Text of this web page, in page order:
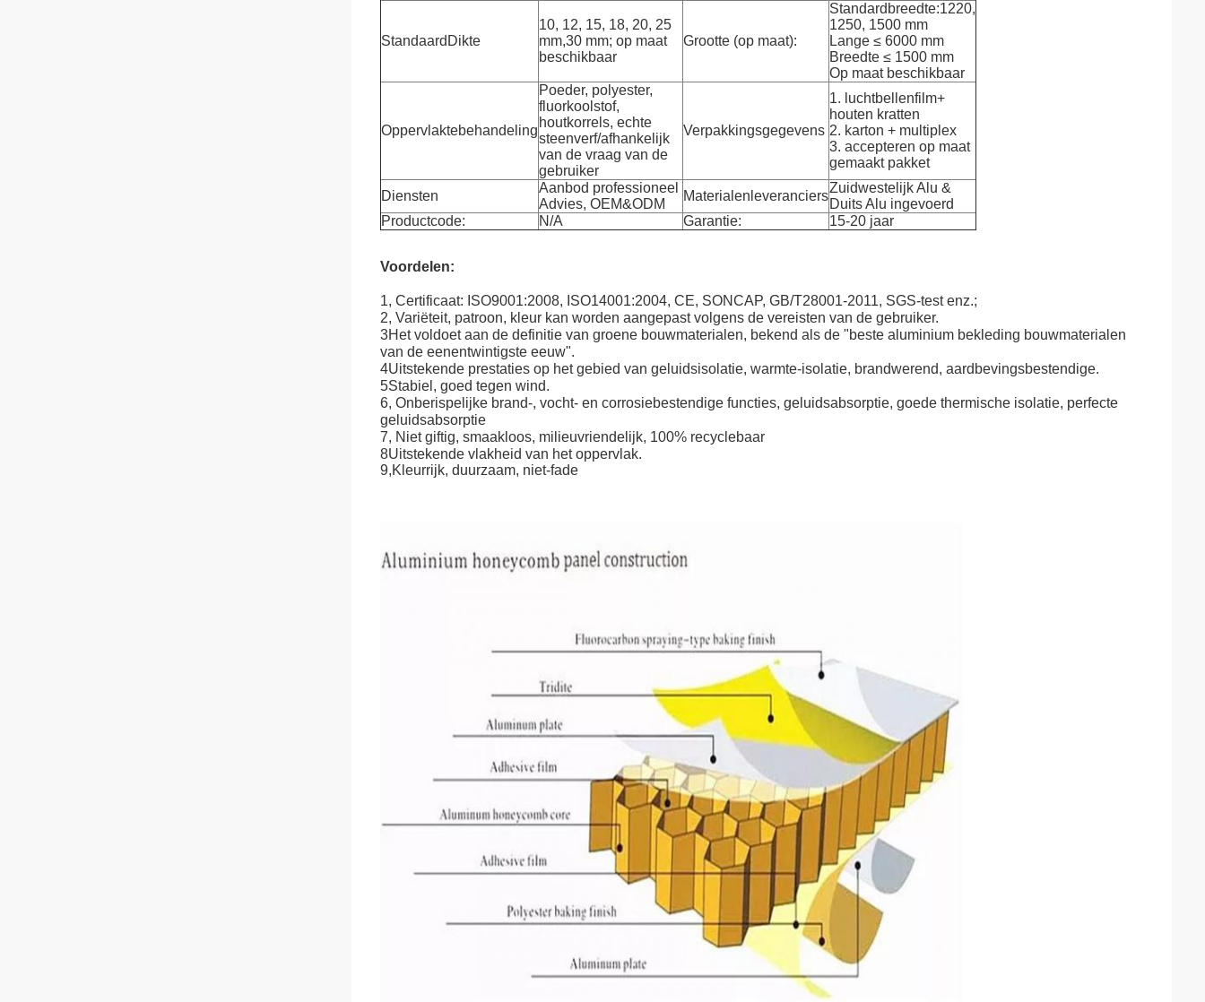
Standaard Dikte
10, 12, 15, 18, 20, 25
mm,30 mm; op maat
beschikbaar
Grootte (op maat):
Standardbreedte:1220,
1250, 1500 mm
Lange ≤ 6000 mm
Breedte ≤ 1500 mm
Op maat beschikbaar
Oppervlaktebehandeling
Poeder, polyester,
fluorkoolstof,
houtkorrels, echte
steenverf/afhankelijk
van de vraag van de
gebruiker
Verpakkingsgegevens
1. luchtbellenfilm+
houten kratten
2. karton + multiplex
3. accepteren op maat
gemaakt pakket
Diensten
Aanbod professioneel
Advies, OEM&ODM
Materialenleveranciers
Zuidwestelijk Alu &
Duits Alu ingevoerd
Productcode:
N/A Garantie: 15-20 jaar
Voordelen:
1, Certificaat: ISO9001:2008, ISO14001:2004, CE, SONCAP, GB/T28001-2011, SGS-test enz.;
2, Variëteit, patroon, kleur kan worden aangepast volgens de vereisten van de gebruiker.
3Het voldoet aan de definitie van groene bouwmaterialen, bekend als de "beste aluminium bekleding bouwmaterialen
van de eenentwintigste eeuw".
4Uitstekende prestaties op het gebied van geluidsisolatie, warmte-isolatie, brandwerend, aardbevingsbestendige.
5Stabiel, goed tegen wind.
6, Onberispelijke brand-, vocht- en corrosiebestendige functies, geluidsabsorptie, goede thermische isolatie, perfecte
geluidsabsorptie
7, Niet giftig, smaakloos, milieuvriendelijk, 100% recyclebaar
8Uitstekende vlakheid van het oppervlak.
9,Kleurrijk, duurzaam, niet-fade